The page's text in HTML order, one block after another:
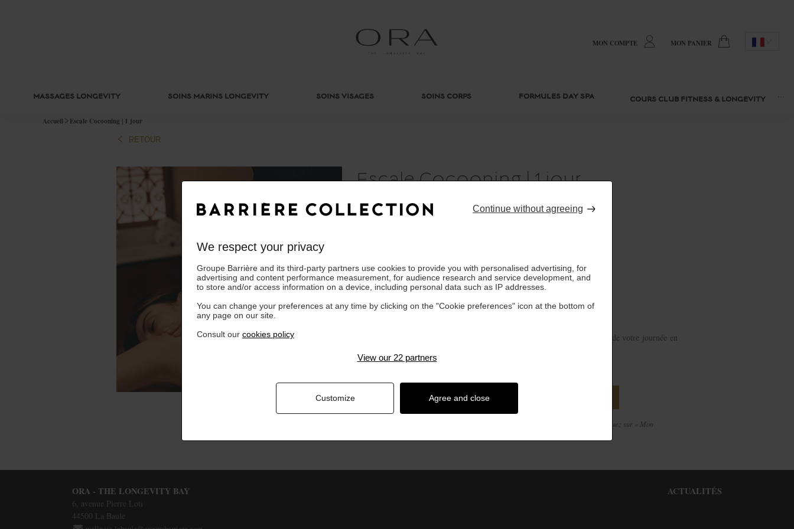
Continue without agreeing
We respect your privacy
Groupe Barrière and its third-party partners use cookies to provide you with personalised advertising, for
advertising and content performance measurement, for audience research and service development, and
to store and/or access information on a device, including personal data such as IP addresses.
You can change your preferences at any time by clicking on the "Cookie preferences" icon at the bottom of
any page on our site.
Consult our cookies policy
View our 22 partners
Customize Agree and close
MON COMPTE MON PANIER
MASSAGES LONGEVITY SOINS MARINS LONGEVITY SOINS VISAGES SOINS CORPS FORMULES DAY SPA COURS CLUB FITNESS & LONGEVITY ···
Accueil Escale Cocooning | 1 jour
RETOUR
Escale Cocooning | 1 jour
CONTENANT :
LE PLUS
Choisissez l'Escale Cocooning Plus et prolongez le massage
de 30 mn - supplément : 60 €
La disponibilité de la prestation est garantie au moment de la planification de votre journée en
AJOUTER AU PANIER ET PLANIFIER PLUS TARD
Cette prestation est planifiable en ligne, pendant ou à la suite de votre achat, cliquez sur « Mon
ORA - THE LONGEVITY BAY
6, avenue Pierre Loti
44500 La Baule
ACTUALITÉS